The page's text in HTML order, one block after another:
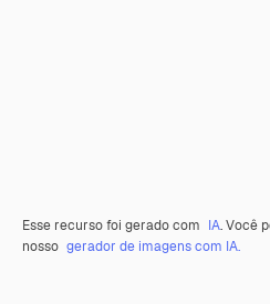
Esse recurso foi gerado com IA. Você
nosso gerador de imagens com IA.